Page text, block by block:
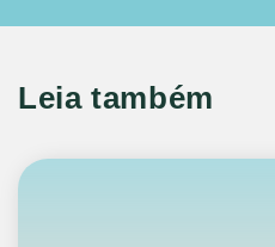
Leia também